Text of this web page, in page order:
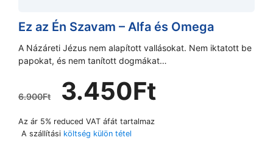
Ez az Én Szavam – Alfa és Omega
A Názáreti Jézus nem alapított vallásokat. Nem iktatott be
papokat, és nem tanított dogmákat…
6.900Ft
Original
price
was:
6.900Ft.
3.450Ft
Az ár 5% reduced VAT áfát tartalmaz
A szállítási költség külön tétel